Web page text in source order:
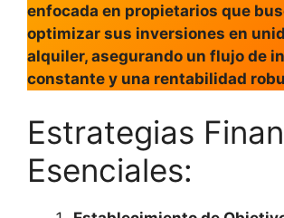
enfocada en propietarios que
optimizar sus inversiones en
alquiler, asegurando un flujo de
constante y una rentabilidad
Estrategias
Esenciales: